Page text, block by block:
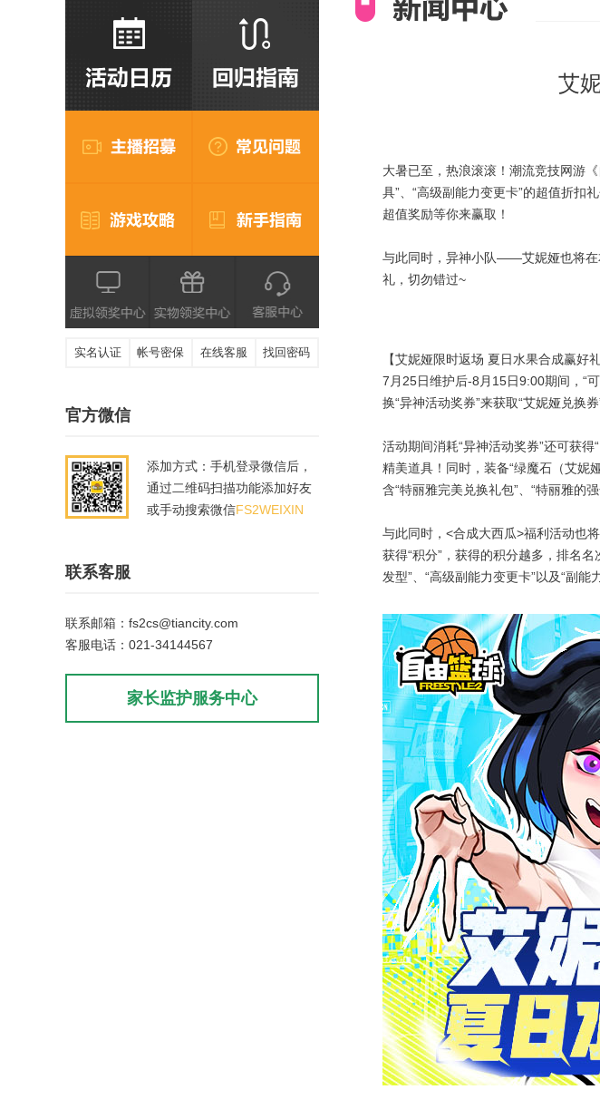
实名认证 帐号密保 在线客服 找回密码
官方微信
添加方式：手机登录微信后，
通过二维码扫描功能添加好友
或手动搜索微信FS2WEIXIN
联系客服
联系邮箱：fs2cs@tiancity.com
客服电话：021-34144567
家长监护服务中心
艾
大暑已至，热浪滚滚！潮流竞技网游
具”、“高级副能力变更卡”的超值折扣
超值奖励等你来赢取！
与此同时，异神小队——艾妮娅也将在
礼，切勿错过~
【艾妮娅限时返场 夏日水果合成赢好礼
7月25日维护后-8月15日9:00期间，“
换“异神活动奖券”来获取“艾妮娅兑换券”
活动期间消耗“异神活动奖券”还可获得
精美道具！同时，装备“绿魔石（艾妮
含“特丽雅完美兑换礼包”、“特丽雅的
与此同时，<合成大西瓜>福利活动也
获得“积分”，获得的积分越多，排名
发型”、“高级副能力变更卡”以及“副